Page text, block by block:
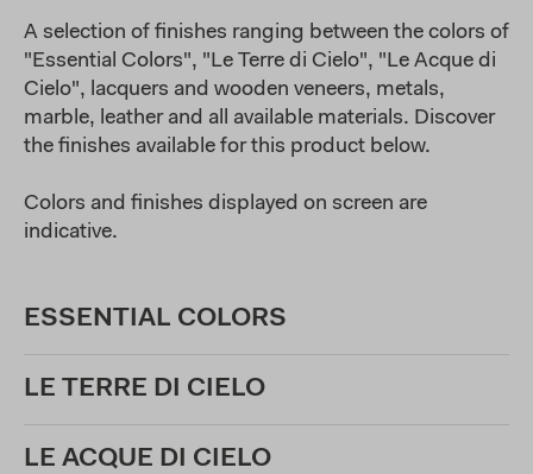
A selection of finishes ranging between the colors of
"Essential Colors", "Le Terre di Cielo", "Le Acque di
Cielo", lacquers and wooden veneers, metals,
marble, leather and all available materials. Discover
the finishes available for this product below.
Colors and finishes displayed on screen are
indicative.
ESSENTIAL COLORS
LE TERRE DI CIELO
LE ACQUE DI CIELO